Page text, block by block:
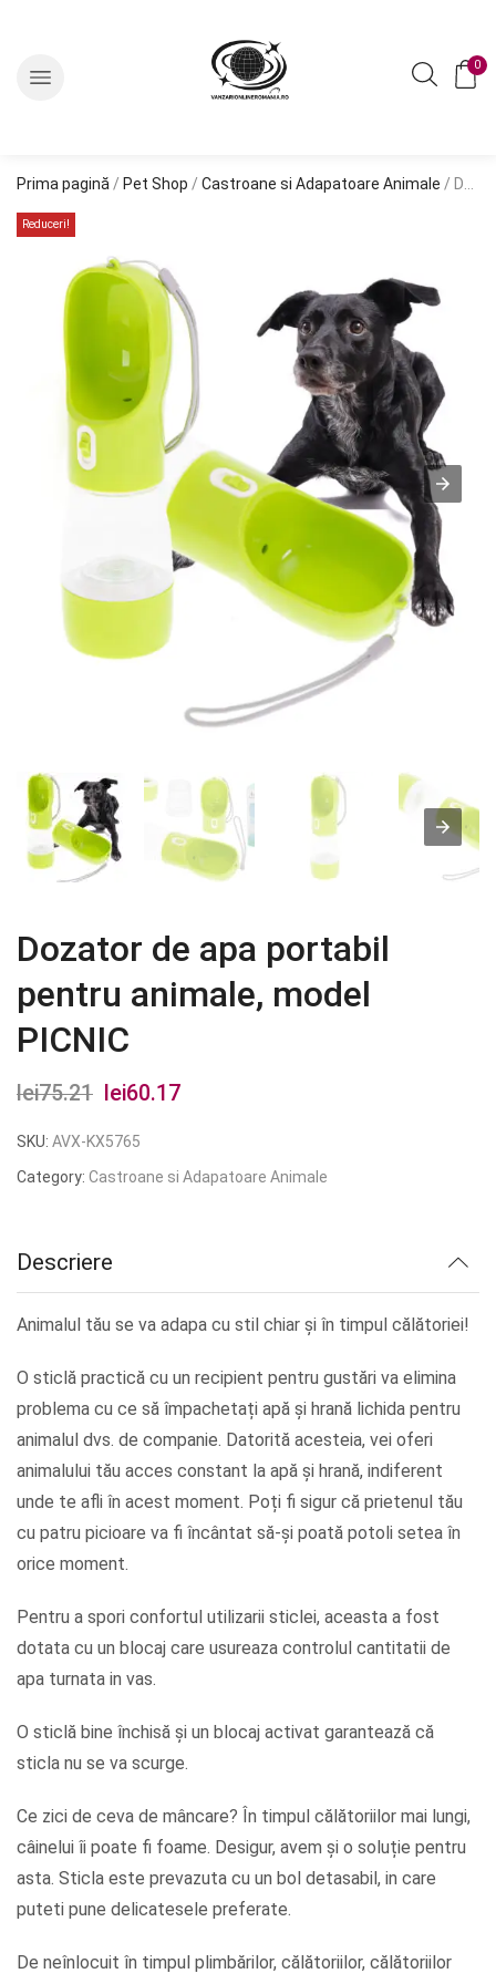
0
Prima pagină / Pet Shop / Castroane si Adapatoare Animale / Dozator de apa portabil pentru animale, model PICNIC
Reduceri!
Dozator de apa portabil
pentru animale, model
PICNIC
lei75.21
Prețul
inițial
a
lei60.17
este:
SKU: AVX-KX5765
Category: Castroane si Adapatoare Animale
Descriere
Animalul tău se va adapa cu stil chiar și în timpul călătoriei!
O sticlă practică cu un recipient pentru gustări va elimina
problema cu ce să împachetați apă și hrană lichida pentru
animalul dvs. de companie. Datorită acesteia, vei oferi
animalului tău acces constant la apă și hrană, indiferent
unde te afli în acest moment. Poți fi sigur că prietenul tău
cu patru picioare va fi încântat să-și poată potoli setea în
orice moment.
Pentru a spori confortul utilizarii sticlei, aceasta a fost
dotata cu un blocaj care usureaza controlul cantitatii de
apa turnata in vas.
O sticlă bine închisă și un blocaj activat garantează că
sticla nu se va scurge.
Ce zici de ceva de mâncare? În timpul călătoriilor mai lungi,
câinelui îi poate fi foame. Desigur, avem și o soluție pentru
asta. Sticla este prevazuta cu un bol detasabil, in care
puteti pune delicatesele preferate.
De neînlocuit în timpul plimbărilor, călătoriilor, călătoriilor